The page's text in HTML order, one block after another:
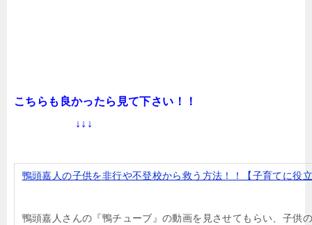
こちらも良かったら見て下さい！！
↓↓↓
鴨頭嘉人の子供を非行や不登校から救う方法！！【子育てに役
鴨頭嘉人さんの『鴨チューブ』の動画を見させてもらい、子供